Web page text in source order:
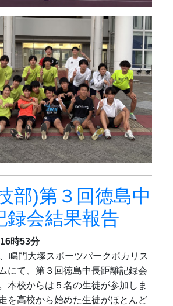
部)第３回徳島中
録会結果報告
時53分
鳴門大塚スポーツパークポカリス
にて、第３回徳島中長距離記録会
本校からは５名の生徒が参加しま
を高校から始めた生徒がほとんど